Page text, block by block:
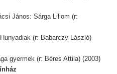
János: Sárga Liliom (r:
(r: Babarczy László)
gyermek (r: Béres Attila) (2003)